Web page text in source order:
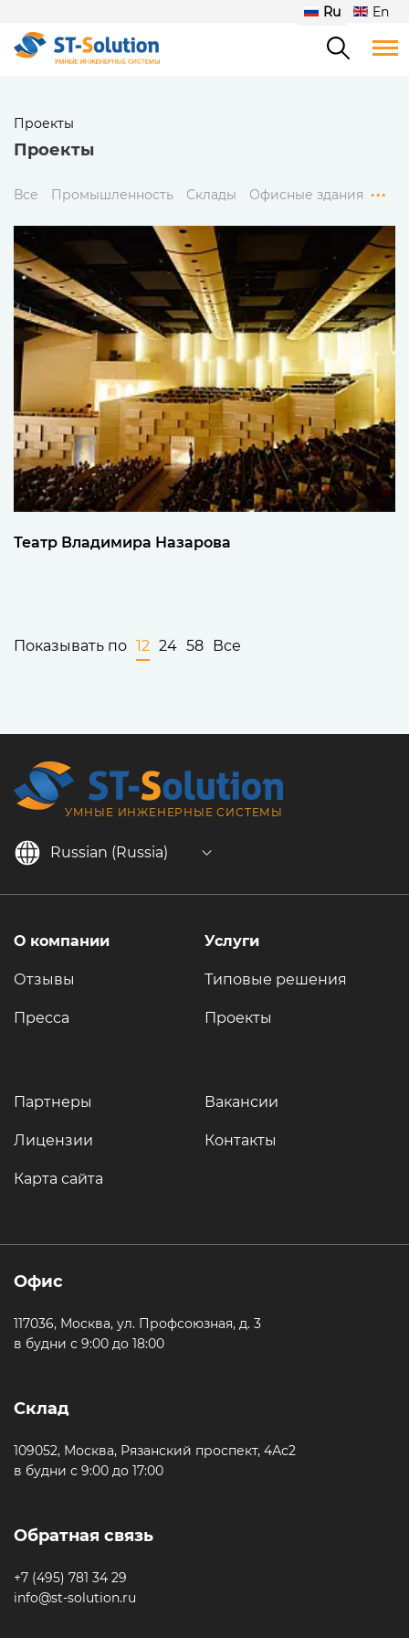
Ru En
Проекты
Проекты
Все Промышленность Склады Офисные здания ...
Театр Владимира Назарова
Показывать по 12 24 58 Все
УМНЫЕ ИНЖЕНЕРНЫЕ СИСТЕМЫ
Russian (Russia)
О компании
Отзывы
Пресса
Услуги
Типовые решения
Проекты
Партнеры
Лицензии
Карта сайта
Вакансии
Контакты
Офис
117036, Москва, ул. Профсоюзная, д. 3
в будни с 9:00 до 18:00
Склад
109052, Москва, Рязанский проспект, 4Ас2
в будни с 9:00 до 17:00
Обратная связь
+7 (495) 781 34 29
info@st-solution.ru